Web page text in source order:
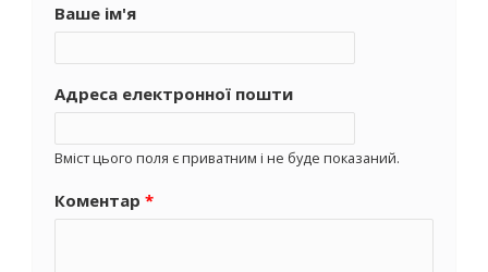
Ваше ім'я
Адреса електронної пошти
Вміст цього поля є приватним і не буде показаний.
Коментар *